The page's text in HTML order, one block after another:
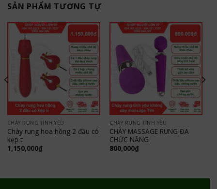
SẢN PHẨM TƯƠNG TỰ
CHÀY RUNG TÌNH YÊU
Chày rung hoa hồng 2 đầu có
kẹp ti
1,150,000₫
CHÀY RUNG TÌNH YÊU
CHÀY MASSAGE RUNG ĐA
CHỨC NĂNG
800,000₫